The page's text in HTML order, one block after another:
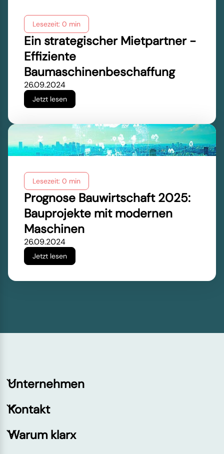
Lesezeit: 0 min
Ein strategischer Mietpartner -
Effiziente
Baumaschinenbeschaffung
26.09.2024
Jetzt lesen
Lesezeit: 0 min
Prognose Bauwirtschaft 2025:
Bauprojekte mit modernen
Maschinen
26.09.2024
Jetzt lesen
Unternehmen
Kontakt
Warum klarx